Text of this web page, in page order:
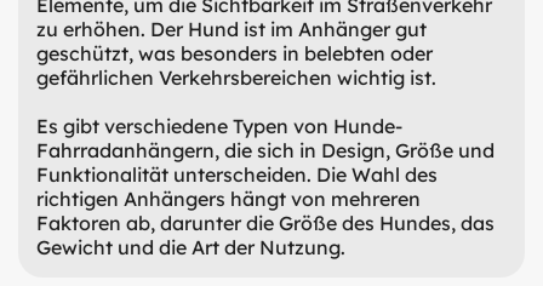
zu erhöhen. Der Hund ist im Anhänger gut
geschützt, was besonders in belebten oder
gefährlichen Verkehrsbereichen wichtig ist.
Es gibt verschiedene Typen von Hunde-
Fahrradanhängern, die sich in Design, Größe und
Funktionalität unterscheiden. Die Wahl des
richtigen Anhängers hängt von mehreren
Faktoren ab, darunter die Größe des Hundes, das
Gewicht und die Art der Nutzung.